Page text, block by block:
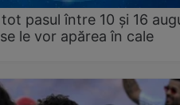
pasul între 10 și 16
le vor apărea în cale